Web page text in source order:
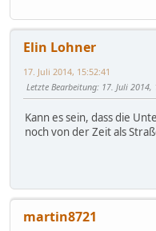
Elin Lohner
17. Juli 2014, 15:52:41
Letzte Bearbeitung: 17. Juli 2014,
Kann es sein, dass die
noch von der Zeit als
martin8721